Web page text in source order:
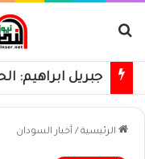
الرئيسية / أخبار السودان